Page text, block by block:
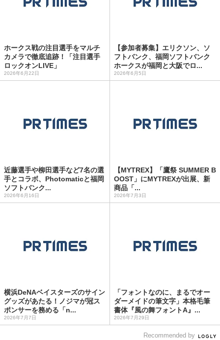
ホークス戦の注目選手をマルチ
カメラで徹底追跡！「注目選手
ロックオンLIVE」
2026年6月22日
【参加者募集】エリクソン、ソ
フトバンク、福岡ソフトバンク
ホークスが福岡と大阪でロ...
2026年6月5日
近藤選手や柳田選手など7名の選
手とコラボ、Photomaticと福岡
ソフトバンク...
2026年6月16日
【MYTREX】「鷹祭 SUMMER B
OOST」にMYTREXが出展、新
商品「...
2026年7月3日
横浜DeNAベイスターズのサイン
グッズがあたる！ノジマが冠ス
ポンサーを務める「n...
2026年7月7日
「フォントなのに、まるでオー
ダーメイドの筆文字」本格毛筆
書体『風の舞フォントA』...
2026年7月29日
Recommended by